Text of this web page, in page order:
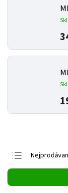
Nejlevnější
Nejdražší